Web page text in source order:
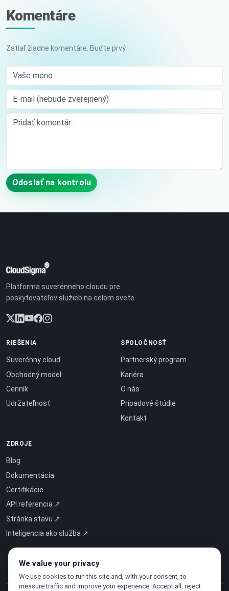
Komentáre
Zatiaľ žiadne komentáre. Buďte prvý.
Vaše meno
E-mail (nebude zverejnený)
Comment
Odoslať na kontrolu
Platforma suverénneho cloudu pre
poskytovateľov služieb na celom svete.
RIEŠENIA
Suverénny cloud
Obchodný model
Cenník
Udržateľnosť
SPOLOČNOSŤ
Partnerský program
Kariéra
O nás
Prípadové štúdie
Kontakt
ZDROJE
Blog
Dokumentácia
Certifikácie
API referencia ↗
Stránka stavu ↗
Inteligencia ako služba ↗
We value your privacy
We use cookies to run this site and, with your consent, to
measure traffic and improve your experience. Accept all, reject